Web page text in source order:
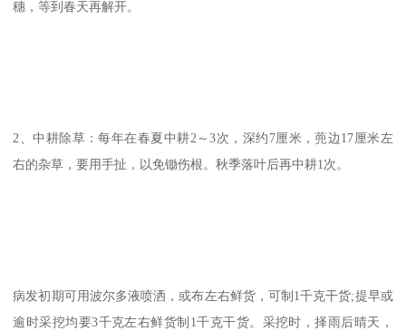
穗，等到春天再解开。
2、中耕除草：每年在春夏中耕2～3次，深约7厘米，蔸边17厘米左
右的杂草，要用手扯，以免锄伤根。秋季落叶后再中耕1次。
病发初期可用波尔多液喷洒，或布左右鲜货，可制1千克干货;提早或
逾时采挖均要3千克左右鲜货制1千克干货。采挖时，择雨后晴天，